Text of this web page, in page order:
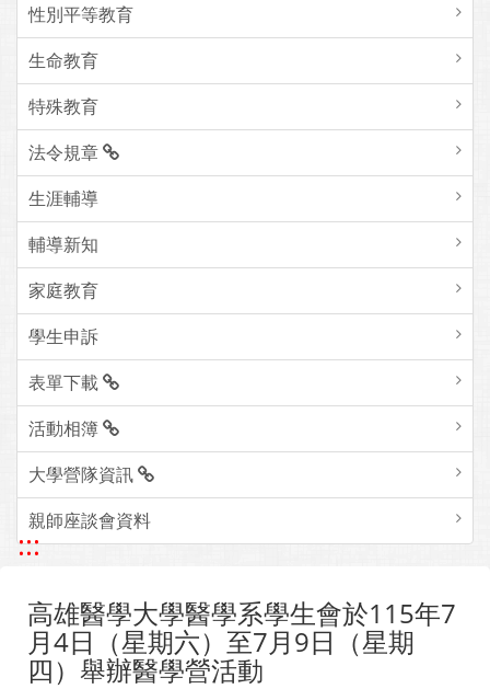
性別平等教育
生命教育
特殊教育
法令規章
生涯輔導
輔導新知
家庭教育
學生申訴
表單下載
活動相簿
大學營隊資訊
親師座談會資料
:::
高雄醫學大學醫學系學生會於115年7
月4日（星期六）至7月9日（星期
四）舉辦醫學營活動